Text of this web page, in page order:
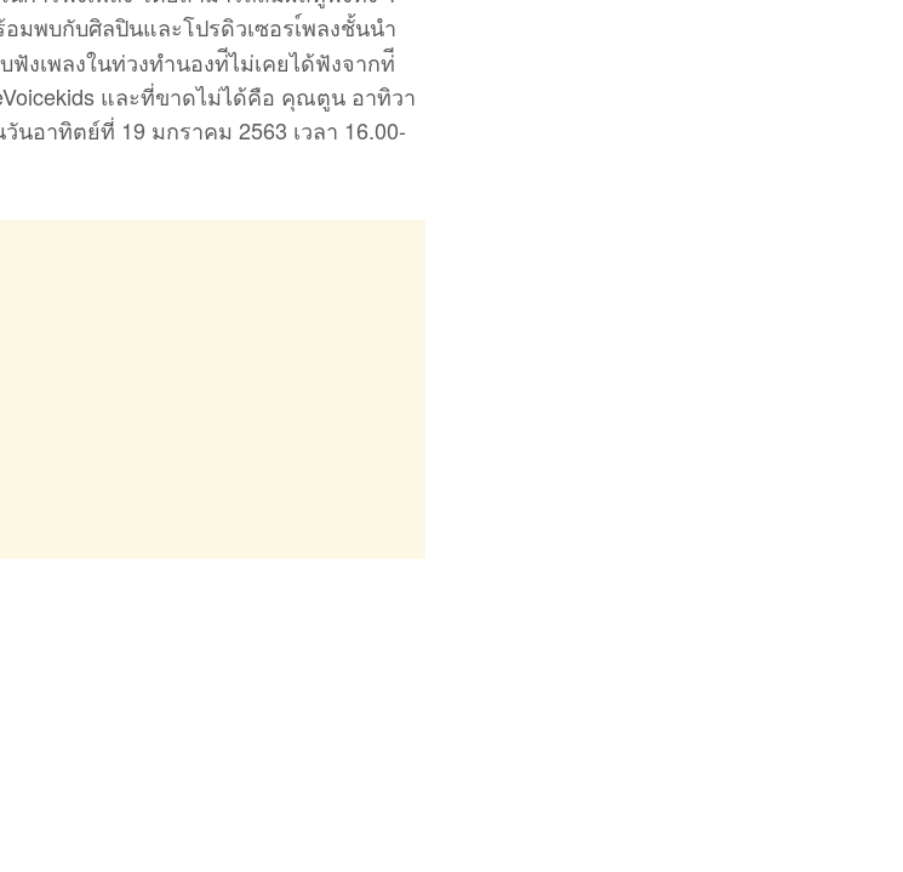
มพบกับศิลปินและโปรดิวเซอรเ์พลงชั้นนำ
งเพลงในท่วงทำนองท่ีไม่เคยได้ฟังจากท่ี
และที่ขาดไม่ได้คือ คุณตูน อาทิวา
อาทิตย์ที่ 19 มกราคม 2563 เวลา 16.00-